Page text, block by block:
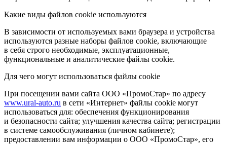
Какие виды файлов cookie используются
В зависимости от используемых вами браузера и устройства
используются разные наборы файлов cookie, включающие
в себя строго необходимые, эксплуатационные,
функциональные и аналитические файлы cookie.
Для чего могут использоваться файлы cookie
При посещении вами сайта ООО «ПромоСтар» по адресу
www.ural-auto.ru в сети «Интернет» файлы cookie могут
использоваться для: обеспечения функционирования
и безопасности сайта; улучшения качества сайта; регистрации
в системе самообслуживания (личном кабинете);
предоставлении вам информации о ООО «ПромоСтар», его